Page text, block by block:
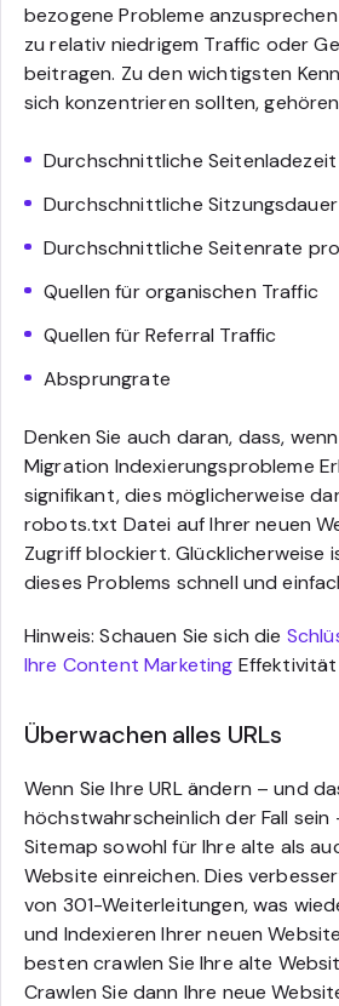
bezogene Probleme
zu relativ niedrigem Traffic oder
beitragen. Zu den wichtigsten
sich konzentrieren sollten,
Durchschnittliche Seitenladezeit
Durchschnittliche Sitzungsdauer
Durchschnittliche Seitenrate
Quellen für organischen Traffic
Quellen für Referral Traffic
Absprungrate
Denken Sie auch daran, dass,
Migration Indexierungsprobleme
signifikant, dies möglicherweise
robots.txt Datei auf Ihrer neuen
Zugriff blockiert. Glücklicherweise
dieses Problems schnell und
Hinweis: Schauen Sie sich die
Ihre Content Marketing Effektivität
Überwachen alles URLs
Wenn Sie Ihre URL ändern – und
höchstwahrscheinlich der Fall sein
Sitemap sowohl für Ihre alte als
Website einreichen. Dies
von 301-Weiterleitungen, was
und Indexieren Ihrer neuen
besten crawlen Sie Ihre alte
Crawlen Sie dann Ihre neue